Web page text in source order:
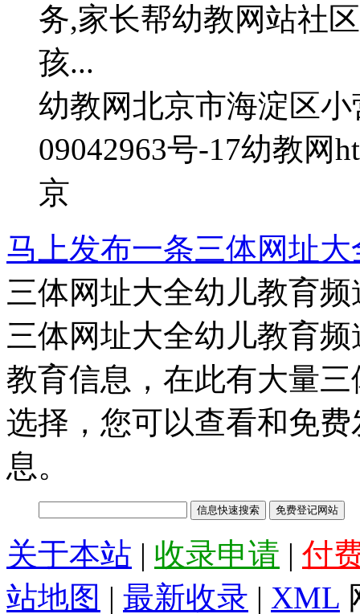
务,家长帮幼教网站社
孩...
幼教网北京市海淀区
09042963号-17幼教网
京
马上发布一条三体网址
三体网址大全幼儿教育频
三体网址大全幼儿教育
教育信息，在此有大量
选择，您可以查看和免
息。
关于本站 | 收录申请 | 付
站地图 | 最新收录 | XML